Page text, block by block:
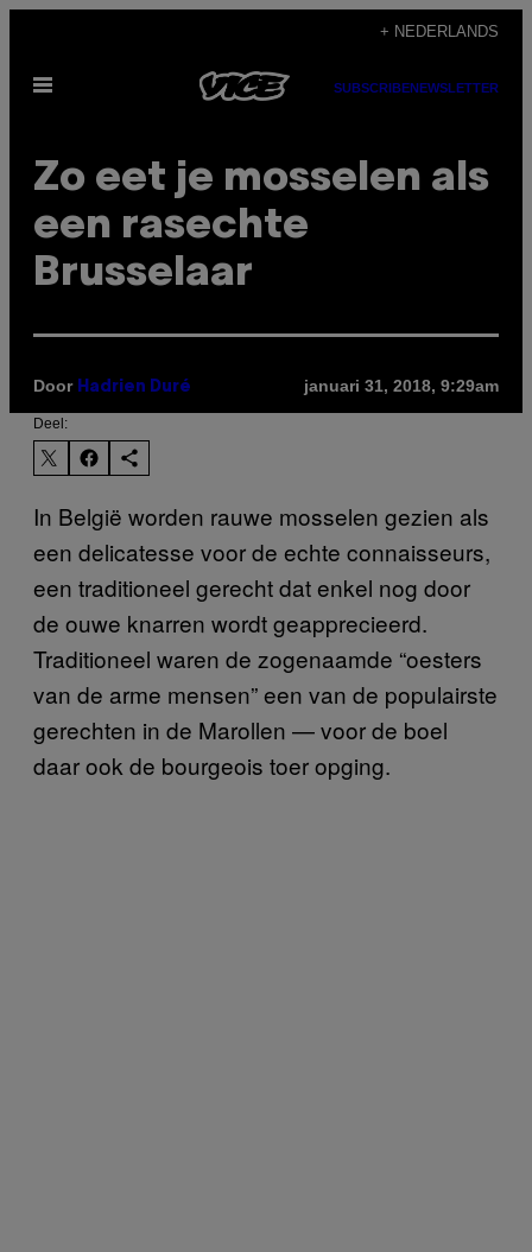
de
+ NEDERLANDS
Open
SUBSCRIBENEWSLETTER
Zo eet je mosselen als
een rasechte
Brusselaar
Door Hadrien Duré januari 31, 2018, 9:29am
Deel:
In België worden rauwe mosselen gezien als
een delicatesse voor de echte connaisseurs,
een traditioneel gerecht dat enkel nog door
de ouwe knarren wordt geapprecieerd.
Traditioneel waren de zogenaamde “oesters
van de arme mensen” een van de populairste
gerechten in de Marollen — voor de boel
daar ook de bourgeois toer opging.